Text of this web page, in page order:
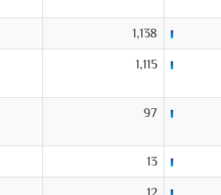
1,138
1,115
97
13